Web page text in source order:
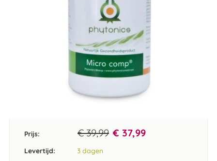
Prijs: € 39,99 € 37,99
Levertijd: 3 dagen
begin